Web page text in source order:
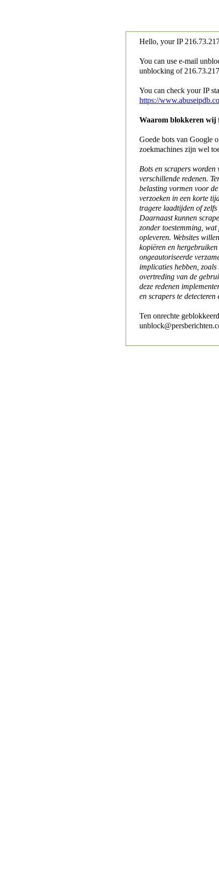
Hello, your IP
You can use e-mail
unblocking of
You can check your IP
https://
Waarom blokkeren wij
Goede bots van Google
zoekmachines zijn wel
Bots en scrapers worden
verschillende redenen.
belasting vormen voor
verzoeken in een korte
tragere laadtijden of
Daarnaast kunnen
zonder toestemming,
opleveren. Websites
kopiëren en
ongeautoriseerde
implicaties hebben,
overtreding van de
deze redenen
en scrapers te detecteren
Ten onrechte